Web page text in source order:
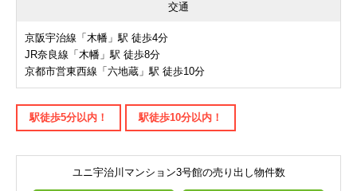
交通
京阪宇治線「木幡」駅 徒歩4分
JR奈良線「木幡」駅 徒歩8分
京都市営東西線「六地蔵」駅 徒歩10分
駅徒歩5分以内！ 駅徒歩10分以内！
ユニ宇治川マンション3号館の売り出し物件数